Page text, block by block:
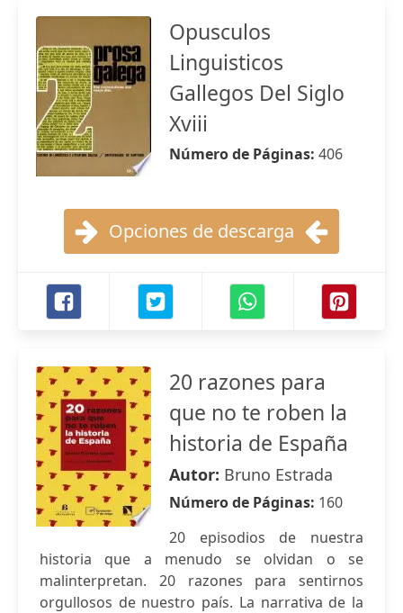
Opusculos
Linguisticos
Gallegos Del Siglo
Xviii
Número de Páginas: 406
Opciones de descarga
20 razones para
que no te roben la
historia de España
Autor: Bruno Estrada
Número de Páginas: 160
20 episodios de nuestra
historia que a menudo se olvidan o se
malinterpretan. 20 razones para sentirnos
orgullosos de nuestro país. La narrativa de la